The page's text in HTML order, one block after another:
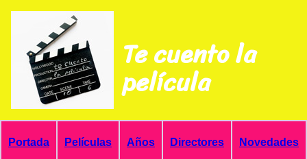
Te cuento la
película
Portada Películas Años Directores Novedades